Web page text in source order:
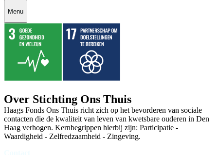
Menu
Over Stichting Ons Thuis
Haags Fonds Ons Thuis richt zich op het bevorderen van sociale
contacten die de kwaliteit van leven van kwetsbare ouderen in Den
Haag verhogen. Kernbegrippen hierbij zijn: Participatie -
Waardigheid - Zelfredzaamheid - Zingeving.